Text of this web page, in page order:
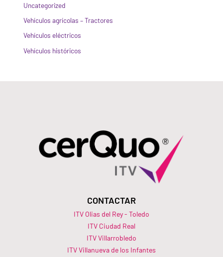
Uncategorized
Vehículos agrícolas – Tractores
Vehículos eléctricos
Vehículos históricos
CONTACTAR
ITV Olias del Rey - Toledo
ITV Ciudad Real
ITV Villarrobledo
ITV Villanueva de los Infantes